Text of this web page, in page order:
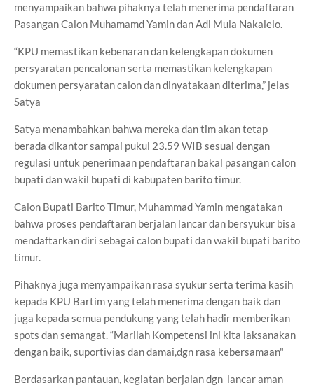
menyampaikan bahwa pihaknya telah menerima pendaftaran
Pasangan Calon Muhamamd Yamin dan Adi Mula Nakalelo.
“KPU memastikan kebenaran dan kelengkapan dokumen
persyaratan pencalonan serta memastikan kelengkapan
dokumen persyaratan calon dan dinyatakaan diterima,” jelas
Satya
Satya menambahkan bahwa mereka dan tim akan tetap
berada dikantor sampai pukul 23.59 WIB sesuai dengan
regulasi untuk penerimaan pendaftaran bakal pasangan calon
bupati dan wakil bupati di kabupaten barito timur.
Calon Bupati Barito Timur, Muhammad Yamin mengatakan
bahwa proses pendaftaran berjalan lancar dan bersyukur bisa
mendaftarkan diri sebagai calon bupati dan wakil bupati barito
timur.
Pihaknya juga menyampaikan rasa syukur serta terima kasih
kepada KPU Bartim yang telah menerima dengan baik dan
juga kepada semua pendukung yang telah hadir memberikan
spots dan semangat. “Marilah Kompetensi ini kita laksanakan
dengan baik, suportivias dan damai,dgn rasa kebersamaan"
Berdasarkan pantauan, kegiatan berjalan dgn lancar aman